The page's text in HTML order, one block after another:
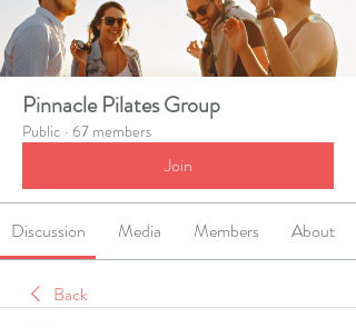
Pinnacle Pilates Group
Public · 67 members
Join
Discussion Media Members About
Back